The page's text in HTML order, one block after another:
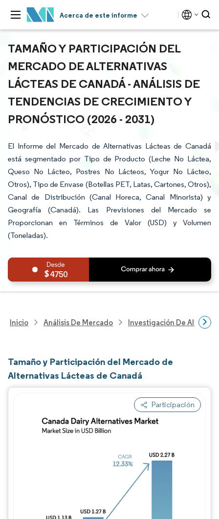
Acerca de este informe
TAMAÑO Y PARTICIPACIÓN DEL
MERCADO DE ALTERNATIVAS
LÁCTEAS DE CANADÁ - ANÁLISIS DE
TENDENCIAS DE CRECIMIENTO Y
PRONÓSTICO (2026 - 2031)
El Informe del Mercado de Alternativas Lácteas de Canadá
está segmentado por Tipo de Producto (Leche No Láctea,
Queso No Lácteo, Postres No Lácteos, Yogur No Lácteo,
Otros), Tipo de Envase (Botellas PET, Latas, Cartones, Otros),
Canal de Distribución (Canal Horeca, Canal Minorista) y
Geografía (Canadá). Las Previsiones del Mercado se
Proporcionan en Términos de Valor (USD) y Volumen
(Toneladas).
4750
Inicio Análisis De Mercado Investigación De
Tamaño y Participación del Mercado de
Alternativas Lácteas de Canadá
Participación
Imagen © Mordor Intelligence. El uso